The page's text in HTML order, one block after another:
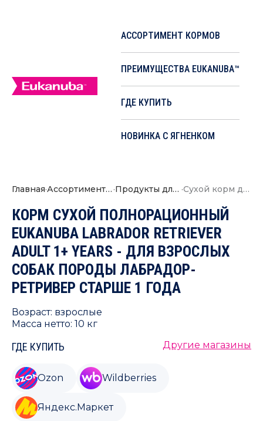
АССОРТИМЕНТ КОРМОВ
ПРЕИМУЩЕСТВА EUKANUBA™
ГДЕ КУПИТЬ
НОВИНКА С ЯГНЕНКОМ
Главная· Ассортимент кормов · Продукты для собак · Сухой корм для взрослых собак породы лабрадор ретривер
КОРМ СУХОЙ ПОЛНОРАЦИОННЫЙ
EUKANUBA LABRADOR RETRIEVER
ADULT 1+ YEARS - ДЛЯ ВЗРОСЛЫХ
СОБАК ПОРОДЫ ЛАБРАДОР-
РЕТРИВЕР СТАРШЕ 1 ГОДА
Возраст: взрослые
Масса нетто: 10 кг
ГДЕ КУПИТЬ Другие магазины
Ozon Wildberries
Яндекс.Маркет